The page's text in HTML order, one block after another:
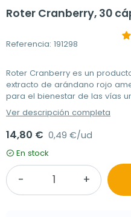
Roter Cranberry, 30
Referencia: 191298
Roter Cranberry es un
extracto de arándano rojo
para el bienestar de las vías
Ver descripción completa
14,80 € 0,49 €/ud
En stock